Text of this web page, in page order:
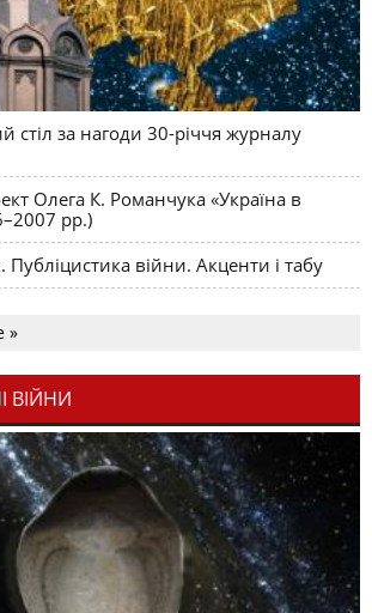
стіл за нагоди 30-річчя журналу
Олега К. Романчука «Україна в
рр.)
війни. Акценти і табу
»
ВІЙНИ